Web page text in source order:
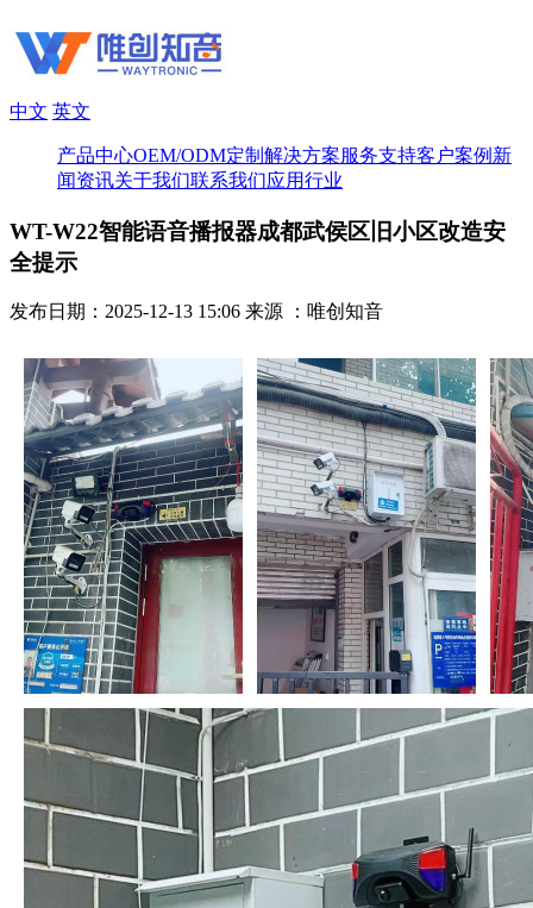
中文 英文
产品中心OEM/ODM定制 解决方案服务支持客户案例 新
闻资讯关于我们联系我们应用行业
WT-W22智能语音播报器成都武侯区旧小区改造安
全提示
发布日期：2025-12-13 15:06 来源 ：唯创知音